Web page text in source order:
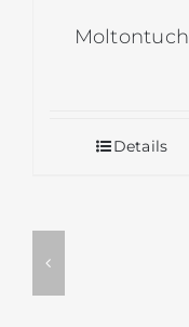
Moltontuch
Details